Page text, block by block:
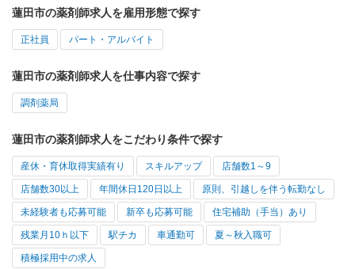
蓮田市の薬剤師求人を雇用形態で探す
正社員 パート・アルバイト
蓮田市の薬剤師求人を仕事内容で探す
調剤薬局
蓮田市の薬剤師求人をこだわり条件で探す
産休・育休取得実績有り スキルアップ 店舗数1～9
店舗数30以上 年間休日120日以上 原則、引越しを伴う転勤なし
未経験者も応募可能 新卒も応募可能 住宅補助（手当）あり
残業月10ｈ以下 駅チカ 車通勤可 夏～秋入職可
積極採用中の求人